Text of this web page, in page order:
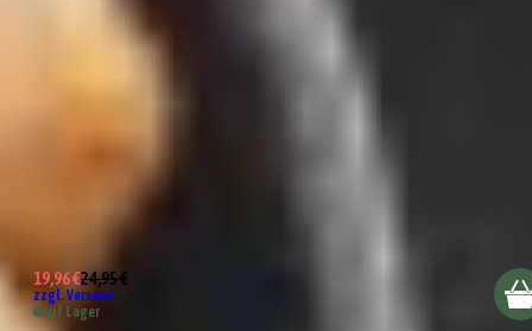
19,96 €24,95 €
zzgl. Versand
Auf Lager